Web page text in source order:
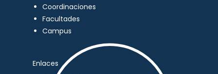
Coordinaciones
Facultades
Campus
Enlaces